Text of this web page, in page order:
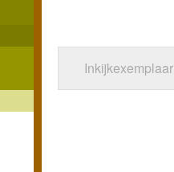
Inkijkexemplaar